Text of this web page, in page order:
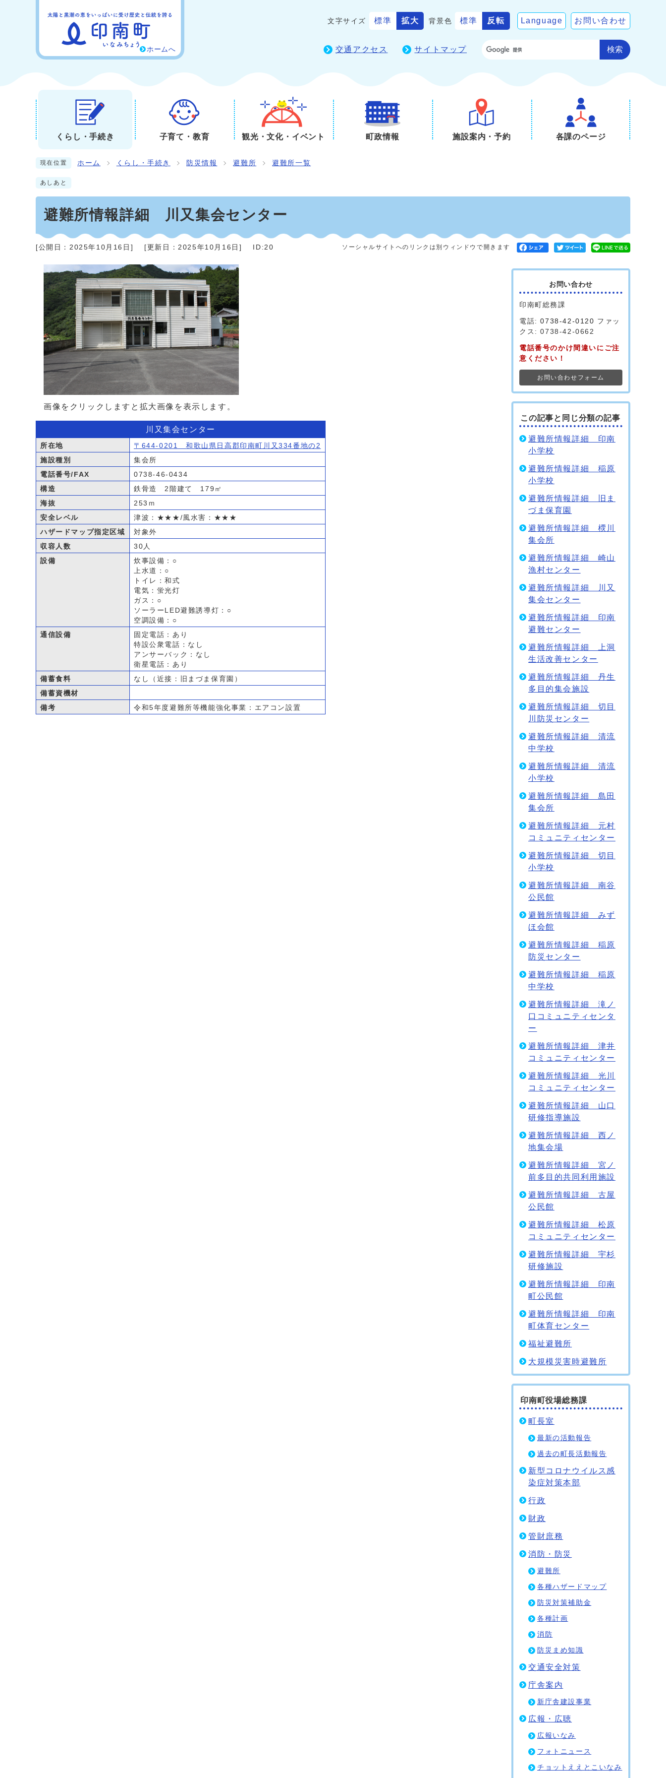
ホームへ
文字サイズ 標準 拡大 背景色 標準 反転 Language お問い合わせ
交通アクセス サイトマップ 検索
くらし・手続き 子育て・教育 観光・文化・イベント 町政情報 施設案内・予約 各課のページ
現在位置 ホーム くらし・手続き 防災情報 避難所 避難所一覧
あしあと
避難所情報詳細 川又集会センター
[公開日： 2025年10月16日 ] [更新日：2025年10月16日 ] ID:20 ソーシャルサイトへのリンクは別ウィンドウで開きます
画像をクリックしますと拡大画像を表示します。
川又集会センター
所在地
〒644-0201 和歌山県日高郡印南町川又334番地の2
施設種別
集会所
電話番号/FAX
0738-46-0434
構造
鉄骨造 2階建て 179㎡
海抜
253ｍ
安全レベル
津波：★★★/風水害：★★★
ハザードマップ指定区域
対象外
収容人数
30人
設備
炊事設備：○
上水道：○
トイレ：和式
電気：蛍光灯
ガス：○
ソーラーLED避難誘導灯：○
空調設備：○
通信設備
固定電話：あり
特設公衆電話：なし
アンサーバック：なし
衛星電話：あり
備蓄食料
なし（近接：旧まづま保育園）
備蓄資機材
備考
令和5年度避難所等機能強化事業：エアコン設置
お問い合わせ
印南町総務課
電話:0738-42-0120 ファッ
クス: 0738-42-0662
電話番号のかけ間違いにご注
意ください！
お問い合わせフォーム
この記事と同じ分類の記事
避難所情報詳細 印南
小学校
避難所情報詳細 稲原
小学校
避難所情報詳細 旧ま
づま保育園
避難所情報詳細 樮川
集会所
避難所情報詳細 崎山
漁村センター
避難所情報詳細 川又
集会センター
避難所情報詳細 印南
避難センター
避難所情報詳細 上洞
生活改善センター
避難所情報詳細 丹生
多目的集会施設
避難所情報詳細 切目
川防災センター
避難所情報詳細 清流
中学校
避難所情報詳細 清流
小学校
避難所情報詳細 島田
集会所
避難所情報詳細 元村
コミュニティセンター
避難所情報詳細 切目
小学校
避難所情報詳細 南谷
公民館
避難所情報詳細 みず
ほ会館
避難所情報詳細 稲原
防災センター
避難所情報詳細 稲原
中学校
避難所情報詳細 滝ノ
口コミュニティセンタ
ー
避難所情報詳細 津井
コミュニティセンター
避難所情報詳細 光川
コミュニティセンター
避難所情報詳細 山口
研修指導施設
避難所情報詳細 西ノ
地集会場
避難所情報詳細 宮ノ
前多目的共同利用施設
避難所情報詳細 古屋
公民館
避難所情報詳細 松原
コミュニティセンター
避難所情報詳細 宇杉
研修施設
避難所情報詳細 印南
町公民館
避難所情報詳細 印南
町体育センター
福祉避難所
大規模災害時避難所
印南町役場総務課
町長室
最新の活動報告
過去の町長活動報告
新型コロナウイルス感
染症対策本部
行政
財政
管財庶務
消防・防災
避難所
各種ハザードマップ
防災対策補助金
各種計画
消防
防災まめ知識
交通安全対策
庁舎案内
新庁舎建設事業
広報・広聴
広報いなみ
フォトニュース
チョットええとこいなみ